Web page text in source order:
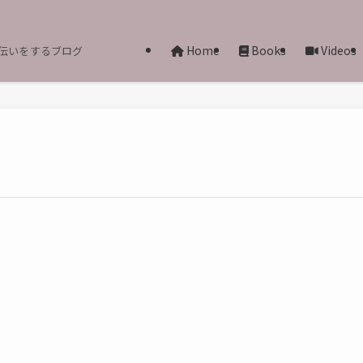
いをするブログ Home Books Videos